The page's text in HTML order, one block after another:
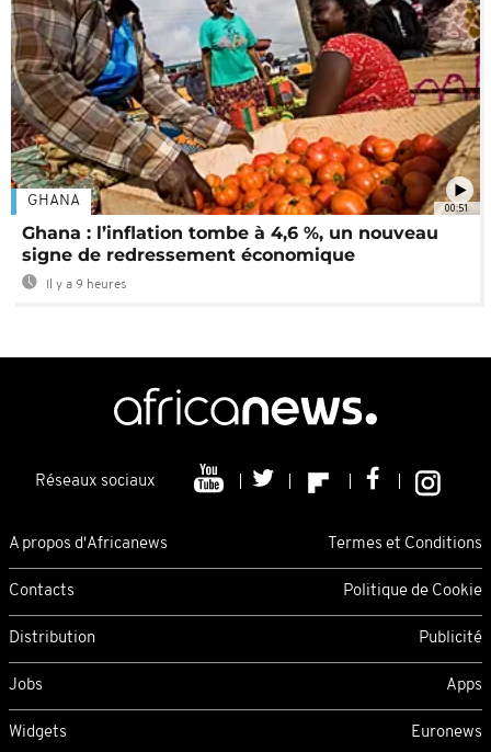
00:51
GHANA
Ghana : l’inflation tombe à 4,6 %, un nouveau
signe de redressement économique
Il y a 9 heures
Réseaux sociaux
A propos d'Africanews Termes et Conditions
Contacts Politique de Cookie
Distribution Publicité
Jobs Apps
Widgets Euronews